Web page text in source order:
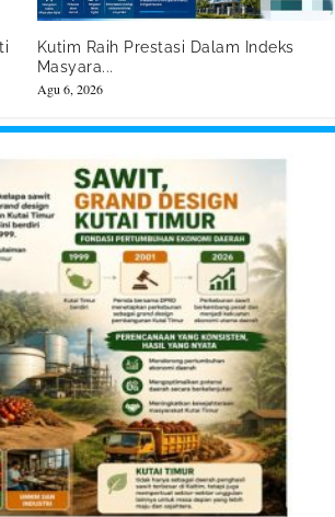
Kutim Raih Prestasi Dalam Indeks
Masyara...
Agu 6, 2026